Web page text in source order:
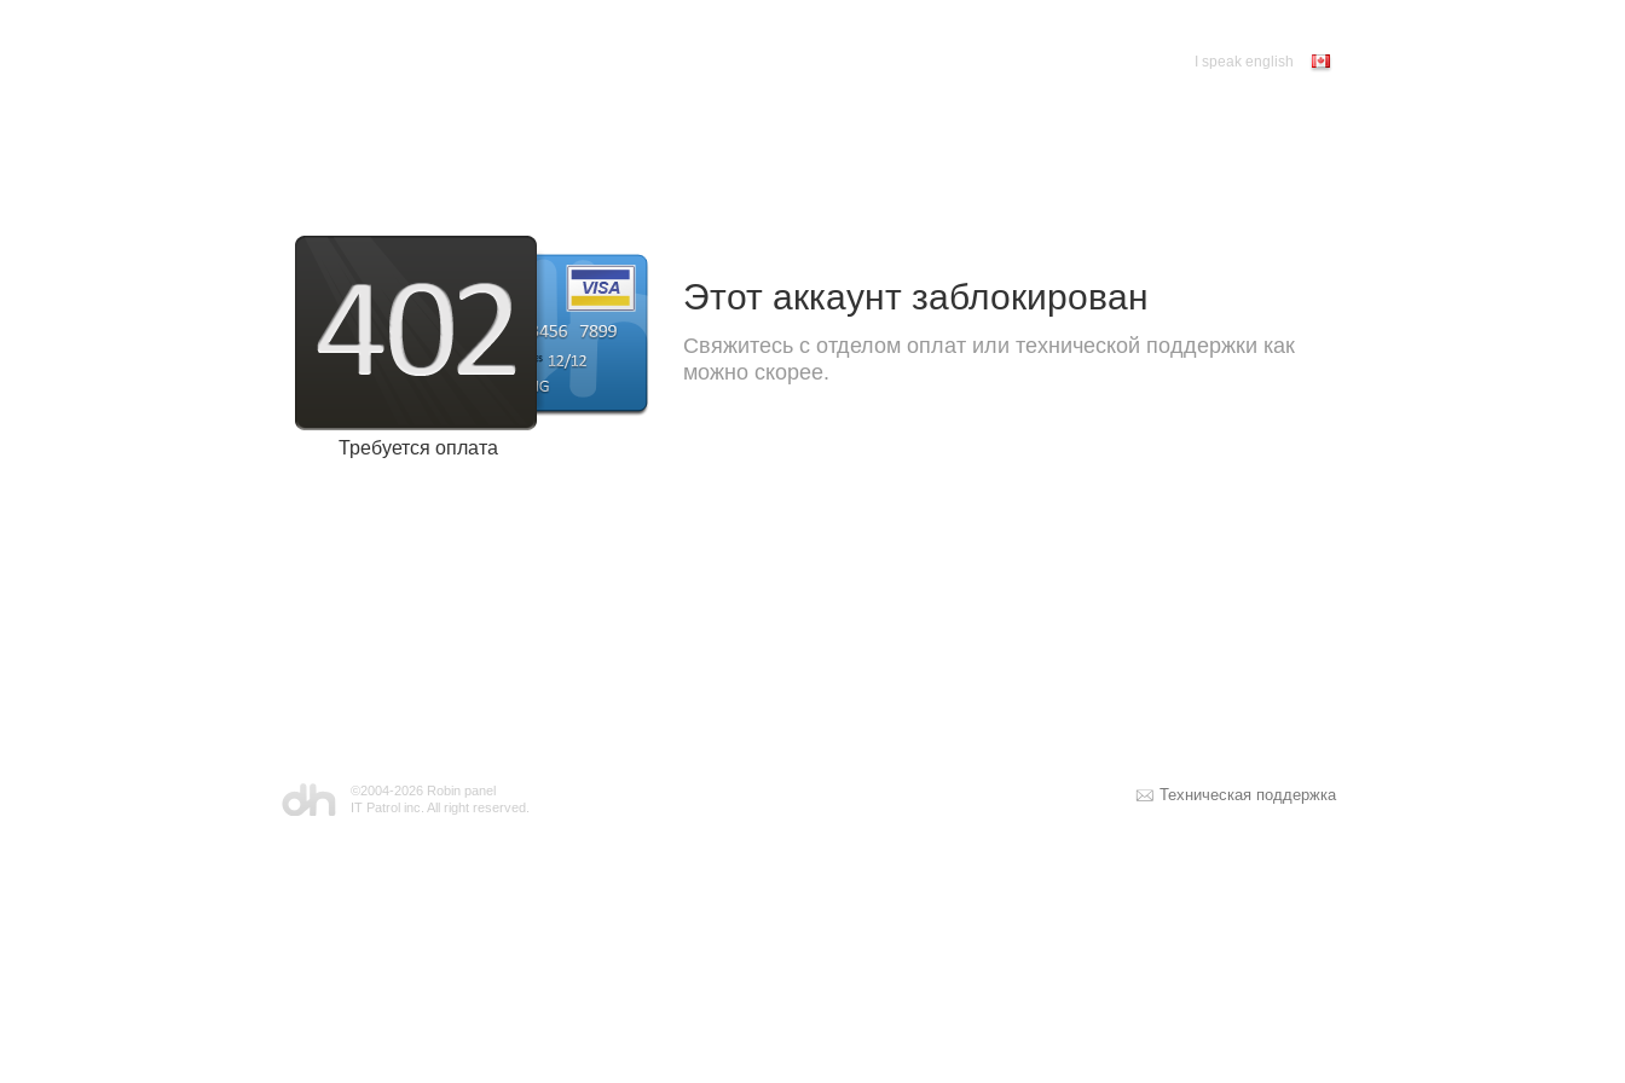
I speak english
Требуется оплата
Этот аккаунт заблокирован
Свяжитесь с отделом оплат или технической поддержки как
можно скорее.
Техническая поддержка
©2004-2026 Robin panel
IT Patrol inc. All right reserved.